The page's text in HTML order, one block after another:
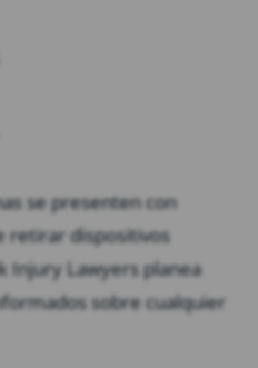
se presenten con
retirar dispositivos
Injury Lawyers planea
sobre cualquier